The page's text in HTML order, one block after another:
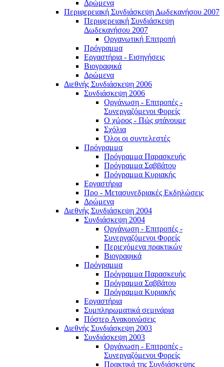
Δρώμενα
Περιφερειακή Συνδιάσκεψη Δωδεκανήσου 2007
Περιφερειακή Συνδιάσκεψη
Δωδεκανήσου 2007
Οργανωτική Επιτροπή
Πρόγραμμα
Εργαστήρια - Εισηγήσεις
Βιογραφικά
Δρώμενα
Διεθνής Συνδιάσκεψη 2006
Συνδιάσκεψη 2006
Οργάνωση - Επιτροπές -
Συνεργαζόμενοι Φορείς
Ο χώρος - Πώς φτάνουμε
Σχόλια
Όλοι οι συντελεστές
Πρόγραμμα
Πρόγραμμα Παρασκευής
Πρόγραμμα Σαββάτου
Πρόγραμμα Κυριακής
Εργαστήρια
Προ - Μετασυνεδριακές Εκδηλώσεις
Δρώμενα
Διεθνής Συνδιάσκεψη 2004
Συνδιάσκεψη 2004
Οργάνωση - Επιτροπές -
Συνεργαζόμενοι Φορείς
Περιεχόμενα πρακτικών
Βιογραφικά
Πρόγραμμα
Πρόγραμμα Παρασκευής
Πρόγραμμα Σαββάτου
Πρόγραμμα Κυριακής
Εργαστήρια
Συμπληρωματικά σεμινάρια
Πόστερ Ανακοινώσεις
Διεθνής Συνδιάσκεψη 2003
Συνδιάσκεψη 2003
Οργάνωση - Επιτροπές -
Συνεργαζόμενοι Φορείς
Πρακτικά της Συνδιάσκεψης